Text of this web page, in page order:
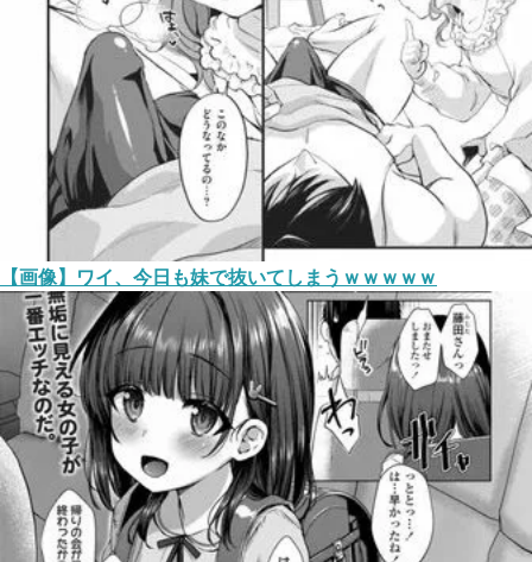
【画像】ワイ、今日も妹で抜いてしまうｗｗｗｗｗ